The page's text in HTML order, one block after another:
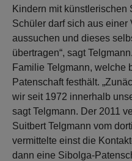
Kindern mit künstlerischen
Schüler darf sich aus einer
aussuchen und dieses
übertragen“, sagt
Familie Telgmann, welche
Patenschaft festhält.
wir seit 1972 innerhalb
sagt Telgmann. Der 2011
Suitbert Telgmann vom
vermittelte einst die
dann eine Sibolga-